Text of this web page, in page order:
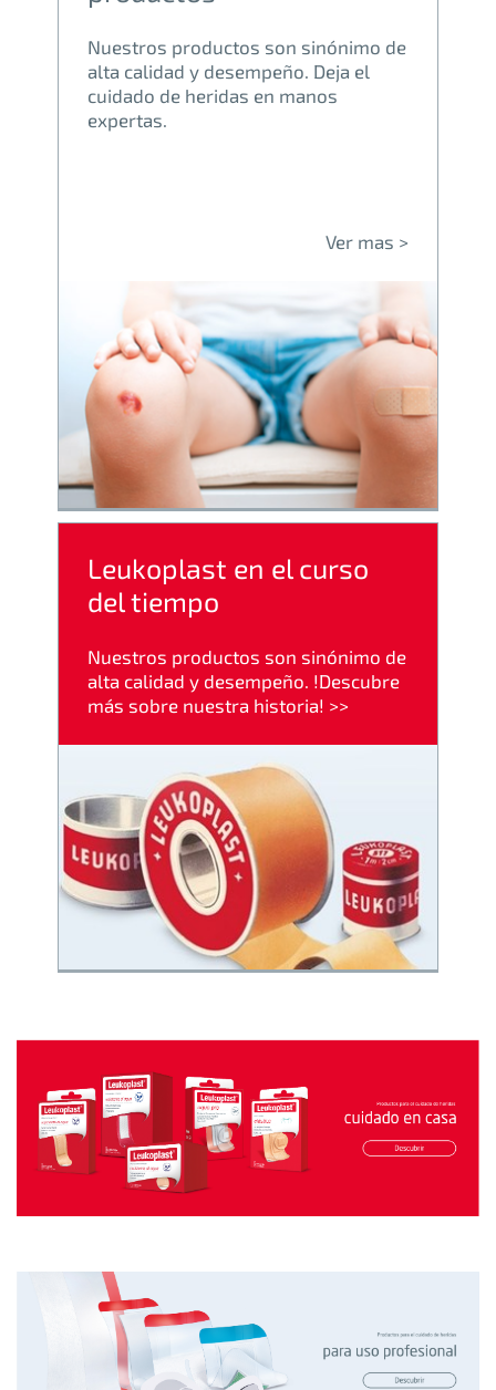
Nuestros productos son sinónimo de
alta calidad y desempeño. Deja el
cuidado de heridas en manos
expertas.
Ver mas >
Leukoplast en el curso
del tiempo
Nuestros productos son sinónimo de
alta calidad y desempeño. !Descubre
más sobre nuestra historia! >>